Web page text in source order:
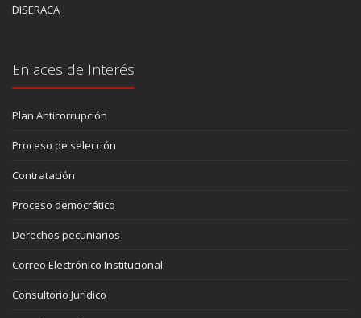
DISERACA
Enlaces de Interés
Plan Anticorrupción
Proceso de selección
Contratación
Proceso democrático
Derechos pecuniarios
Correo Electrónico Institucional
Consultorio Jurídico